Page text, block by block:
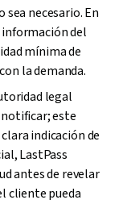
necesario. En
información del
mínima de
la demanda.
legal
este
indicación de
LastPass
antes de revelar
cliente pueda